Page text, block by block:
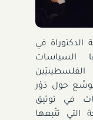
الدكتوراة في
السياسات
موسَّع حول دَوْر
في توثيق
التي تتّبعها